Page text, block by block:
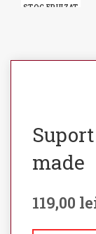
STOC EPUIZAT
made
119,00